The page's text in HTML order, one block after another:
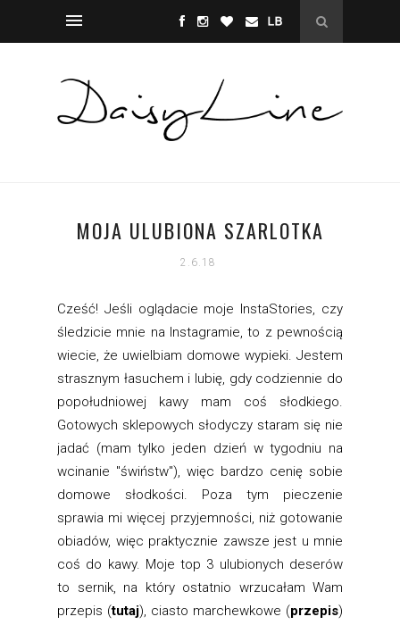
MOJA ULUBIONA SZARLOTKA
2.6.18
Cześć! Jeśli oglądacie moje InstaStories, czy
śledzicie mnie na Instagramie, to z pewnością
wiecie, że uwielbiam domowe wypieki. Jestem
strasznym łasuchem i lubię, gdy codziennie do
popołudniowej kawy mam coś słodkiego.
Gotowych sklepowych słodyczy staram się nie
jadać (mam tylko jeden dzień w tygodniu na
wcinanie "świństw"), więc bardzo cenię sobie
domowe słodkości. Poza tym pieczenie
sprawia mi więcej przyjemności, niż gotowanie
obiadów, więc praktycznie zawsze jest u mnie
coś do kawy. Moje top 3 ulubionych deserów
to sernik, na który ostatnio wrzucałam Wam
przepis (tutaj), ciasto marchewkowe (przepis)